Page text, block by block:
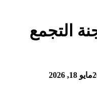
التجمع
مايو 18, 2026